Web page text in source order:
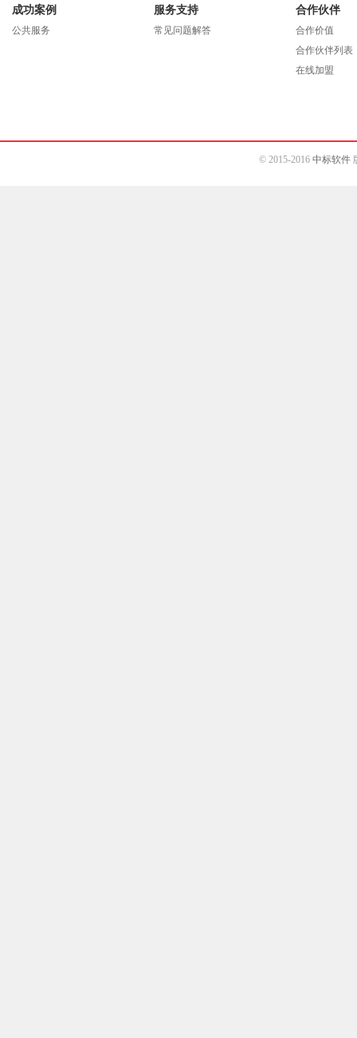
成功案例
公共服务
服务支持
常见问题解答
合作伙伴
合作价值
合作伙伴列表
在线加盟
© 2015-2016 中标软件